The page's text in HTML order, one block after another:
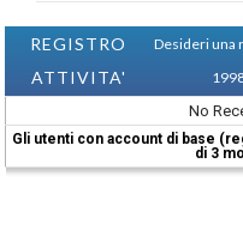
REGISTRO
ATTIVITA'
Desideri una
No
Gli utenti con account di base
di 3